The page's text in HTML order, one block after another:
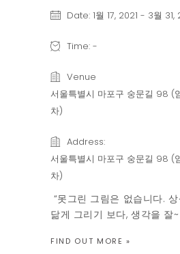
Date: 1월 17, 2021 - 3월 31,
Time: -
Venue
서울특별시 마포구 숭문길 98 (
차)
Address:
서울특별시 마포구 숭문길 98 (
차)
“못그린 그림은 없습니다.
닮게 그리기 보다, 생각을 잘
호응해주는 순간이 미술수업
FIND OUT MORE »